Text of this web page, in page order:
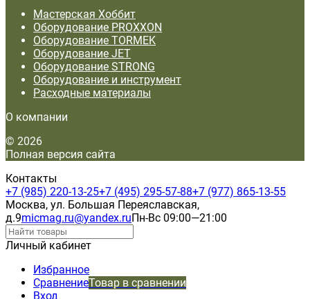
Мастерская Хоббит
Оборудование PROXXON
Оборудование TORMEK
Оборудование JET
Оборудование STRONG
Оборудование и инструмент
Расходные материалы
О компании
© 2026
Полная версия сайта
Контакты
+7 (985) 220-13-25+7 (495) 295-57-88+7 (977) 865-13-55
Москва, ул. Большая Переяславская,
д.9micmag.ru@yandex.ruПн-Вс 09:00—21:00
Личный кабинет
Избранное
СравнениеТовар в сравнении
Вход